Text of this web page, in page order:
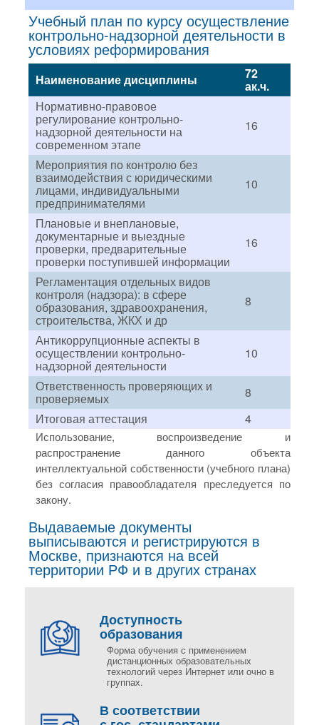
Учебный план по курсу осуществление
контрольно-надзорной деятельности в
условиях реформирования
Наименование дисциплины 72
ак.ч.
Нормативно-правовое
регулирование контрольно-
надзорной деятельности на
современном этапе
16
Мероприятия по контролю без
взаимодействия с юридическими
лицами, индивидуальными
предпринимателями
10
Плановые и внеплановые,
документарные и выездные
проверки, предварительные
проверки поступившей информации
16
Регламентация отдельных видов
контроля (надзора): в сфере
образования, здравоохранения,
строительства, ЖКХ и др
8
Антикоррупционные аспекты в
осуществлении контрольно-
надзорной деятельности
10
Ответственность проверяющих и
проверяемых
8
Итоговая аттестация
4
Использование, воспроизведение и
распространение данного объекта
интеллектуальной собственности (учебного плана)
без согласия правообладателя преследуется по
закону.
Выдаваемые документы
выписываются и регистрируются в
Москве, признаются на всей
территории РФ и в других странах
Доступность
образования
Форма обучения с применением
дистанционных образовательных
технологий через Интернет или очно в
группах.
В соответствии